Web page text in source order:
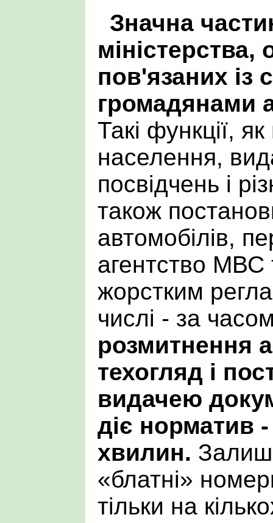
Значна
міністерства,
пов'язаних із
громадянами
Такі функції,
населення,
посвідчень і
також
автомобілів,
агентство МВС
жорстким
числі - за
розмитнення
техогляд і
видачею
діє норматив
хвилин.
«блатні»
тільки на